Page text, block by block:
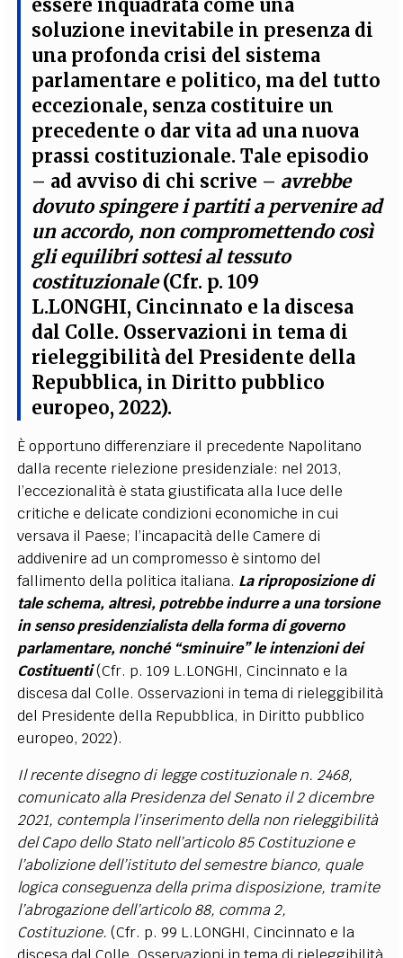
essere inquadrata come una
soluzione inevitabile in presenza di
una profonda crisi del sistema
parlamentare e politico, ma del tutto
eccezionale, senza costituire un
precedente o dar vita ad una nuova
prassi costituzionale. Tale episodio
– ad avviso di chi scrive – avrebbe
dovuto spingere i partiti a pervenire ad
un accordo, non compromettendo così
gli equilibri sottesi al tessuto
costituzionale(Cfr. p. 109
L.LONGHI, Cincinnato e la discesa
dal Colle. Osservazioni in tema di
rieleggibilità del Presidente della
Repubblica, in Diritto pubblico
europeo, 2022).
È opportuno differenziare il precedente Napolitano
dalla recente rielezione presidenziale: nel 2013,
l’eccezionalità è stata giustificata alla luce delle
critiche e delicate condizioni economiche in cui
versava il Paese; l’incapacità delle Camere di
addivenire ad un compromesso è sintomo del
fallimento della politica italiana. La riproposizione di
tale schema, altresì, potrebbe indurre a una torsione
in senso presidenzialista della forma di governo
parlamentare, nonché “sminuire” le intenzioni dei
Costituenti(Cfr. p. 109 L.LONGHI, Cincinnato e la
discesa dal Colle. Osservazioni in tema di rieleggibilità
del Presidente della Repubblica, in Diritto pubblico
europeo, 2022).
Il recente disegno di legge costituzionale n. 2468,
comunicato alla Presidenza del Senato il 2 dicembre
2021, contempla l’inserimento della non rieleggibilità
del Capo dello Stato nell’articolo 85 Costituzione e
l’abolizione dell’istituto del semestre bianco, quale
logica conseguenza della prima disposizione, tramite
l’abrogazione dell’articolo 88, comma 2,
Costituzione.(Cfr. p. 99 L.LONGHI, Cincinnato e la